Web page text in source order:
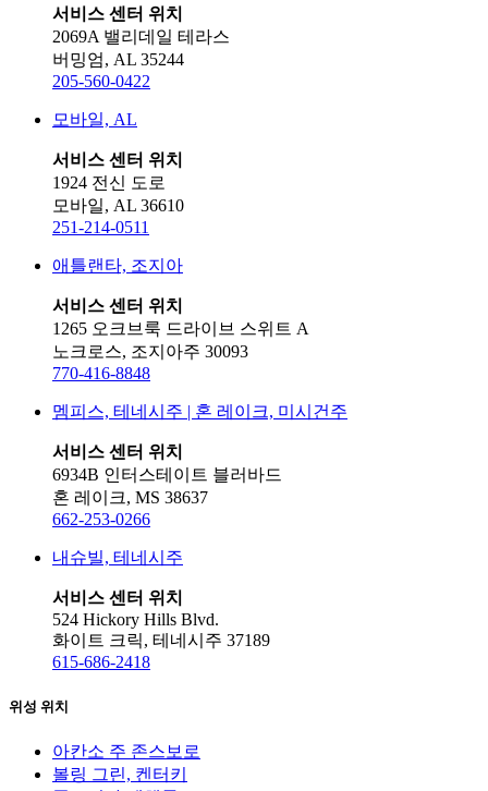
서비스 센터 위치
2069A 밸리데일 테라스
버밍엄, AL 35244
205-560-0422
모바일, AL
서비스 센터 위치
1924 전신 도로
모바일, AL 36610
251-214-0511
애틀랜타, 조지아
서비스 센터 위치
1265 오크브룩 드라이브 스위트 A
노크로스, 조지아주 30093
770-416-8848
멤피스, 테네시주 | 혼 레이크, 미시건주
서비스 센터 위치
6934B 인터스테이트 블러바드
혼 레이크, MS 38637
662-253-0266
내슈빌, 테네시주
서비스 센터 위치
524 Hickory Hills Blvd.
화이트 크릭, 테네시주 37189
615-686-2418
위성 위치
아칸소 주 존스보로
볼링 그린, 켄터키